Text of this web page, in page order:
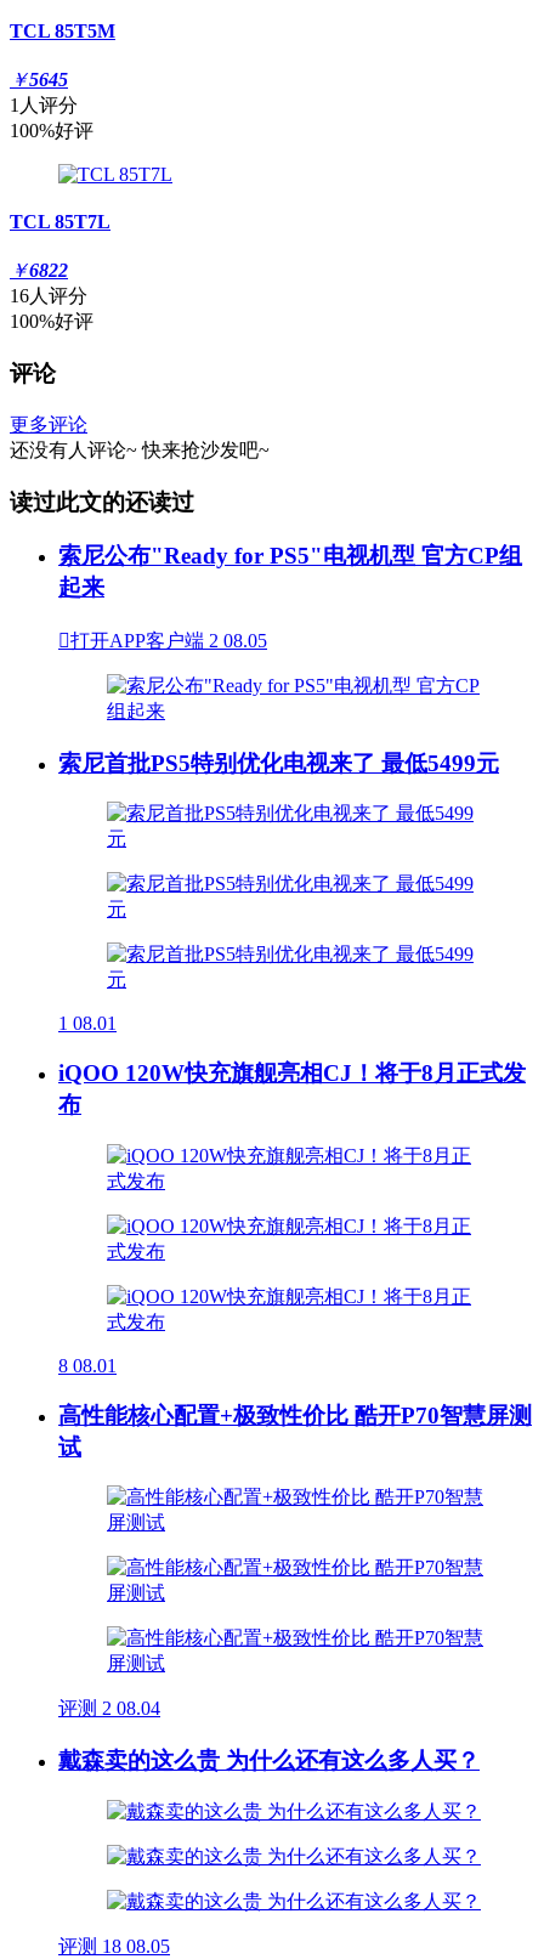
TCL 85T5M
￥5645
1人评分
100%好评
TCL 85T7L
￥6822
16人评分
100%好评
评论
更多评论
还没有人评论~ 快来抢沙发吧~
读过此文的还读过
索尼公布"Ready for PS5"电视机型 官方CP组
起来
打开APP客户端 2 08.05
索尼首批PS5特别优化电视来了 最低5499元
1 08.01
iQOO 120W快充旗舰亮相CJ！将于8月正式发
布
8 08.01
高性能核心配置+极致性价比 酷开P70智慧屏测
试
评测 2 08.04
戴森卖的这么贵 为什么还有这么多人买？
评测 18 08.05